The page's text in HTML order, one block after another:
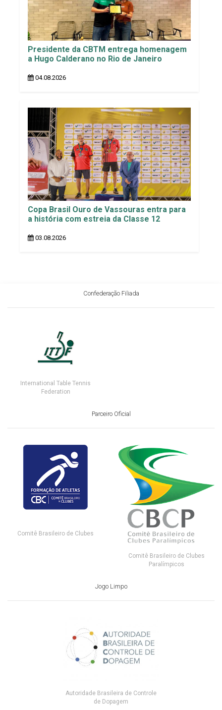
Presidente da CBTM entrega homenagem
a Hugo Calderano no Rio de Janeiro
04.08.2026
Copa Brasil Ouro de Vassouras entra para
a história com estreia da Classe 12
03.08.2026
Confederação Filiada
International Table Tennis
Federation
Parceiro Oficial
Comitê Brasileiro de Clubes
Comitê Brasileiro de Clubes
Paralímpicos
Jogo Limpo
Autoridade Brasileira de Controle
de Dopagem